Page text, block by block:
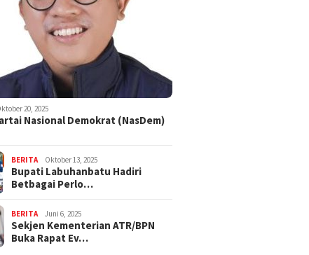
20, 2025
Nasional Demokrat (NasDem)
BERITA Oktober 13, 2025
Bupati Labuhanbatu Hadiri
Betbagai Perlo…
BERITA Juni 6, 2025
Sekjen Kementerian ATR/BPN
Buka Rapat Ev…